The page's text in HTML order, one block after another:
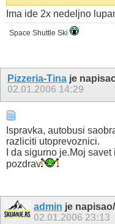
Ima ide 2x nedeljno
Space Shuttle Ski
Pizzeria-Tina je
02.01.2006 14:29
Ispravka, autobusi
razliciti utoprevoznici.
I da sigurno je.Moj
pozdrav
admin je
02.01.2006 23:13